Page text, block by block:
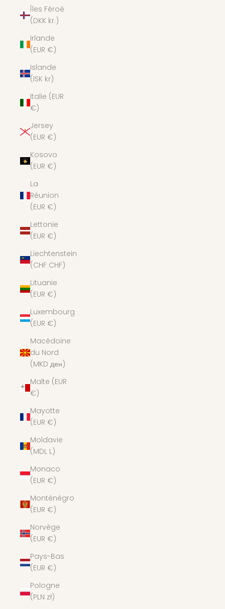
Îles Féroé
(DKK kr.)
Irlande
(EUR €)
Islande
(ISK kr)
Italie (EUR
€)
Jersey
(EUR €)
Kosovo
(EUR €)
La
Réunion
(EUR €)
Lettonie
(EUR €)
Liechtenstein
(CHF CHF)
Lituanie
(EUR €)
Luxembourg
(EUR €)
Macédoine
du Nord
(MKD ден)
Malte (EUR
€)
Mayotte
(EUR €)
Moldavie
(MDL L)
Monaco
(EUR €)
Monténégro
(EUR €)
Norvège
(EUR €)
Pays-Bas
(EUR €)
Pologne
(PLN zł)